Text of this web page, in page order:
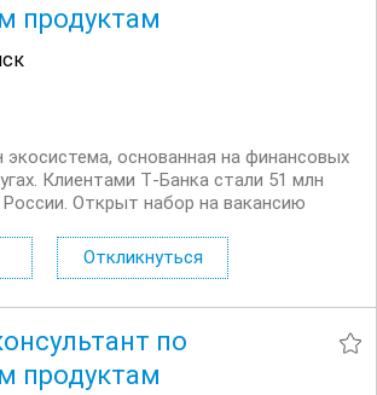
продуктам
экосистема, основанная на финансовых
Клиентами Т‑Банка стали 51 млн
России. Открыт набор на вакансию
клиентов по
на входящих звонках...
Откликнуться
по
продуктам